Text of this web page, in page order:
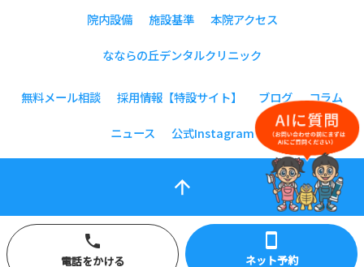
phone
電話をかける
smartphone
ネット予約
院内設備 施設基準 本院アクセス
なならの丘デンタルクリニック
無料メール相談 採用情報【特設サイト】 ブログ コラム
ニュース 公式Instagram
arrow_upward